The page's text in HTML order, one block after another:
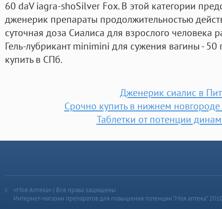
60 daV iagra-shoSilver Fox. В этой категории
дженерик препараты продолжительностью
суточная доза Сиалиса для взрослого человека
Гель-лубрикант minimini для сужения вагины - 50
купить в СПб.
Дженерик сиалис в
Срочно купить в нижнем новгороде
Таблетки от потенции
«Моя Аптека» | Все права защищены
Интернет-магазин препаратов для повышения потенции “Моя аптека”